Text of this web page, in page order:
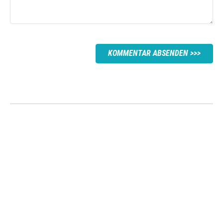
KOMMENTAR ABSENDEN